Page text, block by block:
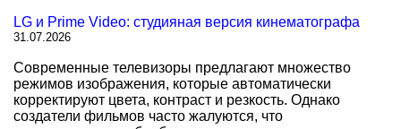
LG и Prime Video: студияная версия кинематографа
31.07.2026
Современные телевизоры предлагают множество
режимов изображения, которые автоматически
корректируют цвета, контраст и резкость. Однако
создатели фильмов часто жалуются, что